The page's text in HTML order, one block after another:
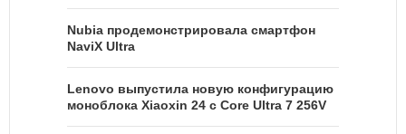
Nubia продемонстрировала смартфон
NaviX Ultra
Lenovo выпустила новую конфигурацию
моноблока Xiaoxin 24 с Core Ultra 7 256V